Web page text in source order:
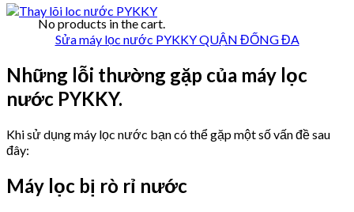
No products in the cart.
Sửa máy lọc nước PYKKY QUẬN ĐỐNG ĐA
Những lỗi thường gặp của máy lọc
nước PYKKY.
Khi sử dụng máy lọc nước bạn có thể gặp một số vấn đề sau
đây:
Máy lọc bị rò rỉ nước